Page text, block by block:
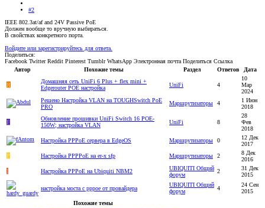
#2
IEEE 802.3at/af and 24V Passive PoE
Должен вообще то вручную выбираться.
В свойствах конкретного порта.
Войдите или зарегистрируйтесь для ответа.
Поделиться:
Facebook Twitter Reddit Pinterest Tumblr WhatsApp Электронная почта Поделиться Ссылка
Автор
Похожие темы Раздел Ответов Дата
Я
Домашняя сеть UniFi 6 Plus + flex mini +
Edgerouter POE настройка
UniFi 4
10
Мар
2024
Решено Настройка VLAN на TOUGHSwitch PoE
PRO
Маршрутизаторы 4
1 Июн
2018
F
Обновление прошивки UniFi Switch 16 POE-
150W; настройка VLAN
UniFi 8
28
Фев
2018
Настройка PPPoE сервера в EdgeOS
Маршрутизаторы 0
12 Дек
2017
P
Настройка PPPPoE на er-x sfp Маршрутизаторы 2
8 Дек
2016
I
Настройка PPPoE на Ubiquiti NBM2
UBIQUITI Общий
форум
2
31 Дек
2015
настройка моста с pppoe от провайдера
UBIQUITI Общий
форум
4
24 Сен
2015
Похожие темы